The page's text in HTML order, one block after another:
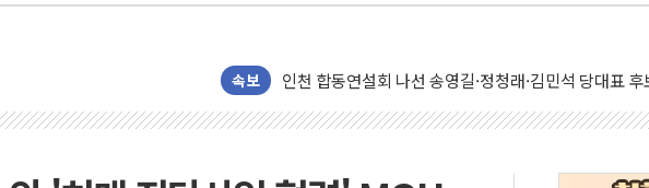
속보
울진·영덕 '호우특보'-포항 '산사태 주의보'...경북도,
인천 합동연설회 나선 송영길·정청래·김민석 당대표 후
김민석, 2주차 제주·인천 경선서 정청래에 승리
[속보] 민주, 제주·인천 경선 결과 발표...김민석